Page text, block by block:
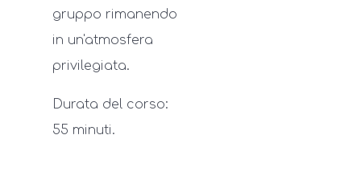
gruppo rimanendo
in un'atmosfera
privilegiata.
Durata del corso:
55 minuti.